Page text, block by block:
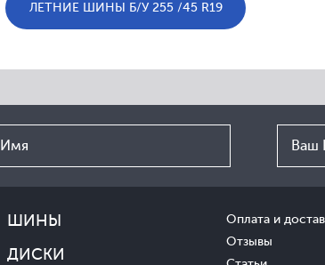
ЛЕТНИЕ ШИНЫ Б/У 255 /45 R19
ШИНЫ
ДИСКИ
Оплата и
Отзывы